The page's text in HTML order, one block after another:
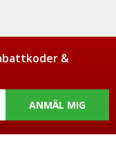
&
ANMÄL MIG